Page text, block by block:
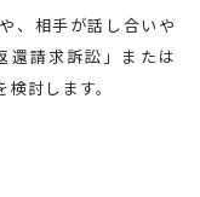
、相手が話し合いや
還請求訴訟」または
討します。